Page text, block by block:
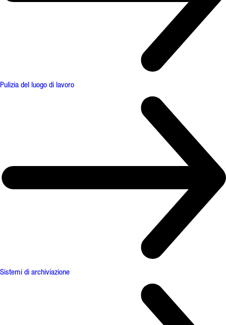
Pulizia del luogo di lavoro
Sistemi di archiviazione